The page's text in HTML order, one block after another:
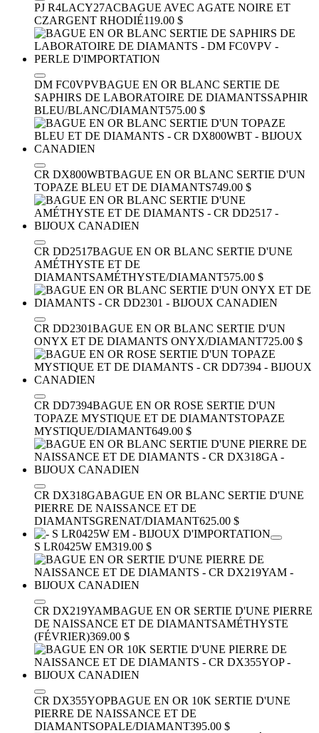
PJ R4LACY27ACBAGUE AVEC AGATE NOIRE ET
CZARGENT RHODIÉ119.00 $
DM FC0VPVBAGUE EN OR BLANC SERTIE DE
SAPHIRS DE LABORATOIRE DE DIAMANTSSAPHIR
BLEU/BLANC/DIAMANT575.00 $
CR DX800WBTBAGUE EN OR BLANC SERTIE D'UN
TOPAZE BLEU ET DE DIAMANTS749.00 $
CR DD2517BAGUE EN OR BLANC SERTIE D'UNE
AMÉTHYSTE ET DE
DIAMANTSAMÉTHYSTE/DIAMANT575.00 $
CR DD2301BAGUE EN OR BLANC SERTIE D'UN
ONYX ET DE DIAMANTS ONYX/DIAMANT725.00 $
CR DD7394BAGUE EN OR ROSE SERTIE D'UN
TOPAZE MYSTIQUE ET DE DIAMANTSTOPAZE
MYSTIQUE/DIAMANT649.00 $
CR DX318GABAGUE EN OR BLANC SERTIE D'UNE
PIERRE DE NAISSANCE ET DE
DIAMANTSGRENAT/DIAMANT625.00 $
S LR0425W EM319.00 $
CR DX219YAMBAGUE EN OR SERTIE D'UNE PIERRE
DE NAISSANCE ET DE DIAMANTSAMÉTHYSTE
(FÉVRIER)369.00 $
CR DX355YOPBAGUE EN OR 10K SERTIE D'UNE
PIERRE DE NAISSANCE ET DE
DIAMANTSOPALE/DIAMANT395.00 $